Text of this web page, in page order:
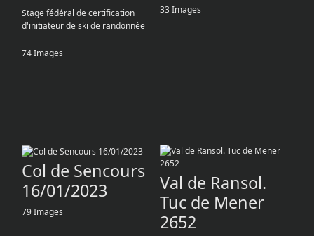
Stage fédéral de certification
d'initiateur de ski de randonnée
74 Images
33 Images
Col de Sencours
16/01/2023
79 Images
Val de Ransol.
Tuc de Mener
2652